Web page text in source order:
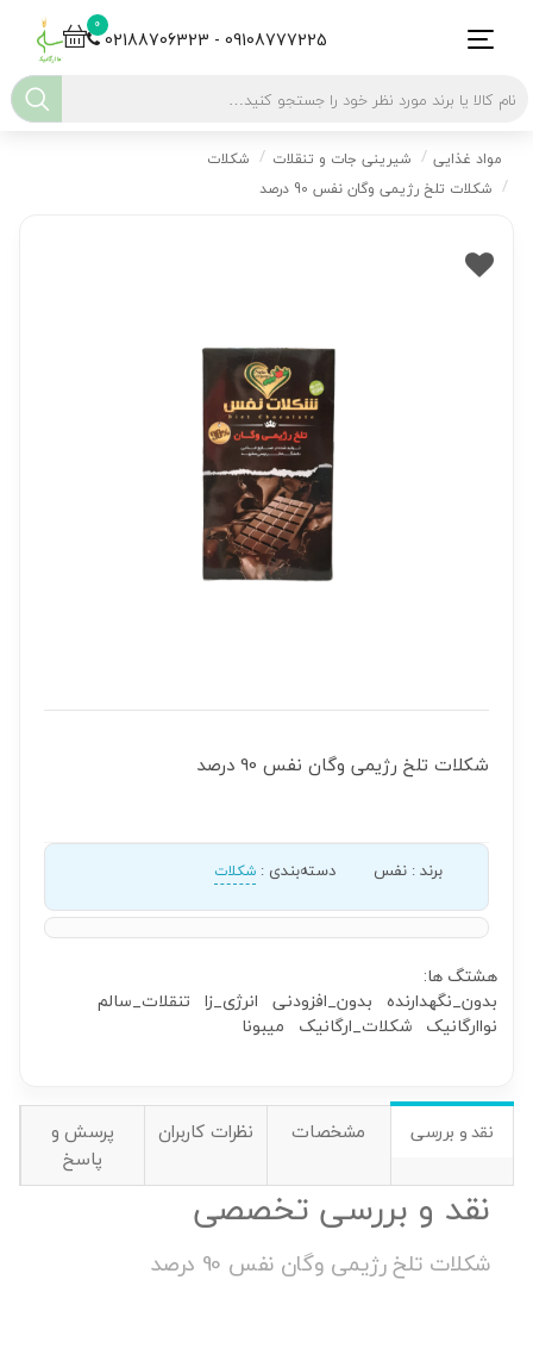
0
02188706323 - 09108777225
مواد غذایی شیرینی جات و تنقلات
شکلات
شکلات تلخ رژیمی وگان نفس 90 درصد
شکلات تلخ رژیمی وگان نفس 90 درصد
برند: نفس دسته‌بندی : شکلات
هشتگ ها:
بدون_نگهدارنده بدون_افزودنی انرژی_زا تنقلات_سالم
نواارگانیک شکلات_ارگانیک میبونا
نقد و بررسی مشخصات نظرات کاربران
پرسش و
پاسخ
نقد و بررسی تخصصی
شکلات تلخ رژیمی وگان نفس 90 درصد